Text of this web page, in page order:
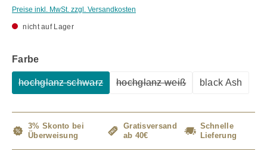
Preise inkl. MwSt. zzgl. Versandkosten
nicht auf Lager
Farbeauswählen
hochglanz schwarz
(Diese Option ist zurzeit nicht verfügbar.)
hochglanz weiß black Ash
3% Skonto bei
Überweisung
Gratisversand
ab 40€
Schnelle
Lieferung